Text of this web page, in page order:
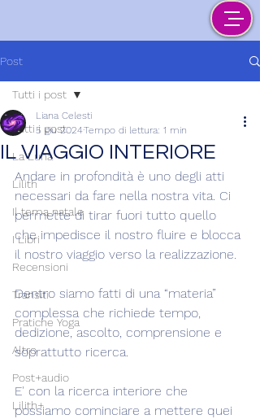
Post
Tutti i post
La Luna
Lilith
Il tema natale
I Libri
Recensioni
Transiti
Pratiche Yoga
Altro
Post+audio
Lilith+
Tutti i post
IL VIAGGIO INTERIORE
Liana Celesti
5 giu 2024Tempo di lettura: 1 min
Andare in profondità è uno degli atti
necessari da fare nella nostra vita. Ci
permette di tirar fuori tutto quello
che impedisce il nostro fluire e blocca
il nostro viaggio verso la realizzazione.
Dentro siamo fatti di una “materia”
complessa che richiede tempo,
dedizione, ascolto, comprensione e
soprattutto ricerca.
E' con la ricerca interiore che
possiamo cominciare a mettere quei